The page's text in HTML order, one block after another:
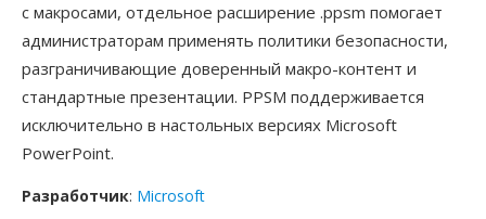
с макросами, отдельное расширение .ppsm помогает
администраторам применять политики безопасности,
разграничивающие доверенный макро-контент и
стандартные презентации. PPSM поддерживается
исключительно в настольных версиях Microsoft
PowerPoint.
Разработчик: Microsoft